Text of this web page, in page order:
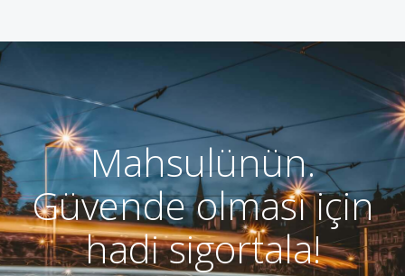
Mahsulünün.
Güvende olması için
hadi sigortala!